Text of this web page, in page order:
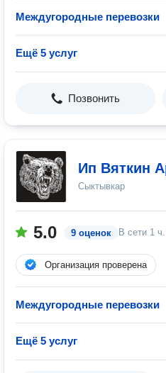
Междугородные перевозки
Ещё 5 услуг
Позвонить
Ип Вяткин
Сыктывкар
5.0 9 оценок В сети 1
Организация проверена
Междугородные перевозки
Ещё 5 услуг